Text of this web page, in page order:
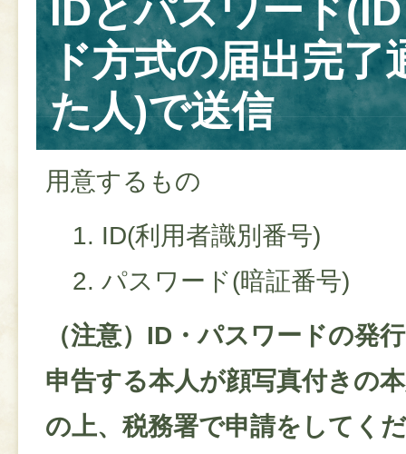
IDとパスワード
ド方式の届出完了
た人)で送信
用意するもの
ID(利用者識別番号)
パスワード(暗証番号)
（注意）ID・パスワードの発
申告する本人が顔写真付きの
の上、税務署で申請をしてく